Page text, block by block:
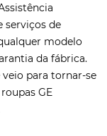
serviços de
modelo
da fábrica.
veio para tornar-se
GE